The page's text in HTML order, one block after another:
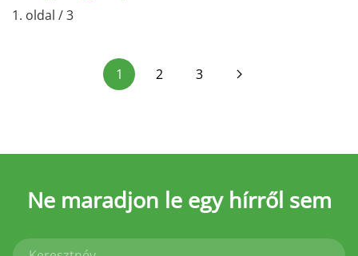
1. oldal / 3
1 2 3
Ne maradjon le egy hírről sem